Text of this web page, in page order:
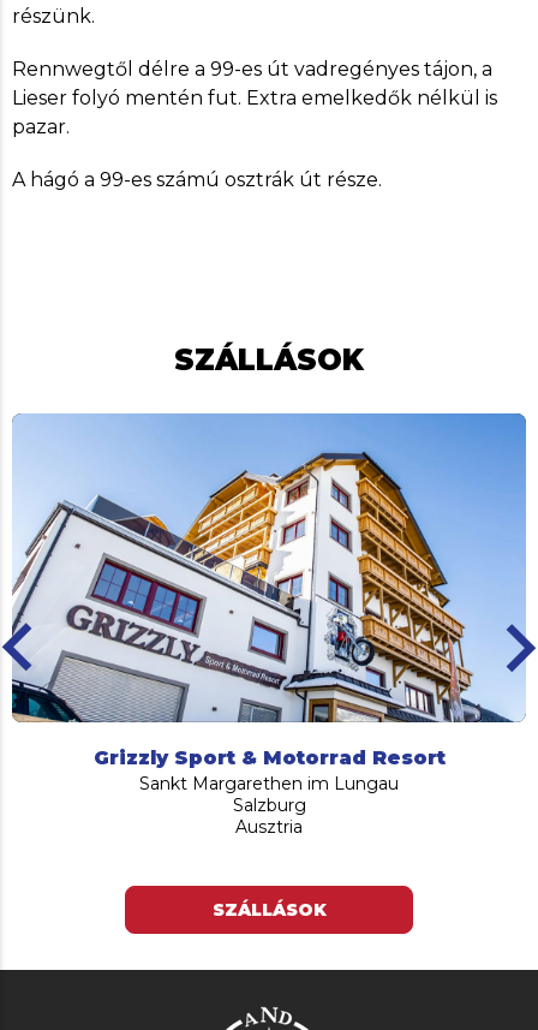
részünk.
Rennwegtől délre a 99-es út vadregényes tájon, a
Lieser folyó mentén fut. Extra emelkedők nélkül is
pazar.
A hágó a 99-es számú osztrák út része.
SZÁLLÁSOK
Grizzly Sport & Motorrad Resort
Sankt Margarethen im Lungau
Salzburg
Ausztria
SZÁLLÁSOK